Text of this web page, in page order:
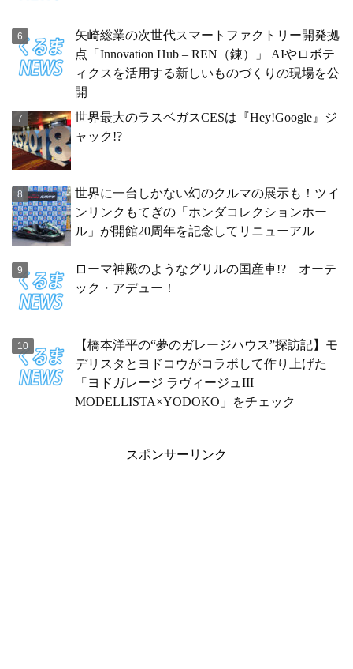
矢崎総業の次世代スマートファクトリー開発拠
点「Innovation Hub – REN（錬）」 AIやロボテ
ィクスを活用する新しいものづくりの現場を公
開
世界最大のラスベガスCESは『Hey!Google』ジ
ャック!?
世界に一台しかない幻のクルマの展示も！ツイ
ンリンクもてぎの「ホンダコレクションホー
ル」が開館20周年を記念してリニューアル
ローマ神殿のようなグリルの国産車!? オーテ
ック・アデュー！
【橋本洋平の“夢のガレージハウス”探訪記】モ
デリスタとヨドコウがコラボして作り上げた
「ヨドガレージ ラヴィージュIII
MODELLISTA×YODOKO」をチェック
スポンサーリンク